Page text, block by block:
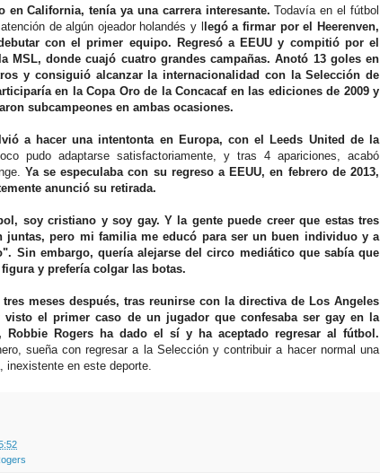
en California, tenía ya una carrera interesante. Todavía en el fútbol
de algún ojeador holandés y llegó a firmar por el Heerenven,
con el primer equipo. Regresó a EEUU y compitió por el
MSL, donde cuajó cuatro grandes campañas. Anotó 13 goles en
y consiguió alcanzar la internacionalidad con la Selección de
en la Copa Oro de la Concacaf en las ediciones de 2009 y
subcampeones en ambas ocasiones.
a hacer una intentonta en Europa, con el Leeds United de la
pudo adaptarse satisfactoriamente, y tras 4 apariciones, acabó
Ya se especulaba con su regreso a EEUU, en febrero de 2013,
anunció su retirada.
soy cristiano y soy gay. Y la gente puede creer que estas tres
juntas, pero mi familia me educó para ser un buen individuo y a
Sin embargo, quería alejarse del circo mediático que sabía que
y prefería colgar las botas.
tres meses después, tras reunirse con la directiva de Los Angeles
visto el primer caso de un jugador que confesaba ser gay en la
Robbie Rogers ha dado el sí y ha aceptado regresar al fútbol.
sueña con regresar a la Selección y contribuir a hacer normal una
inexistente en este deporte.